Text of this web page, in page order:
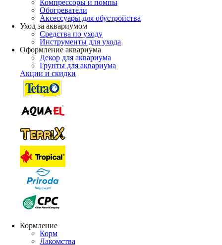
Компрессоры и помпы
Обогреватели
Аксессуары для обустройства
Уход за аквариумом
Средства по уходу
Инструменты для ухода
Оформление аквариума
Декор для аквариума
Грунты для аквариума
Акции и скидки
Кормление
Корм
Лакомства